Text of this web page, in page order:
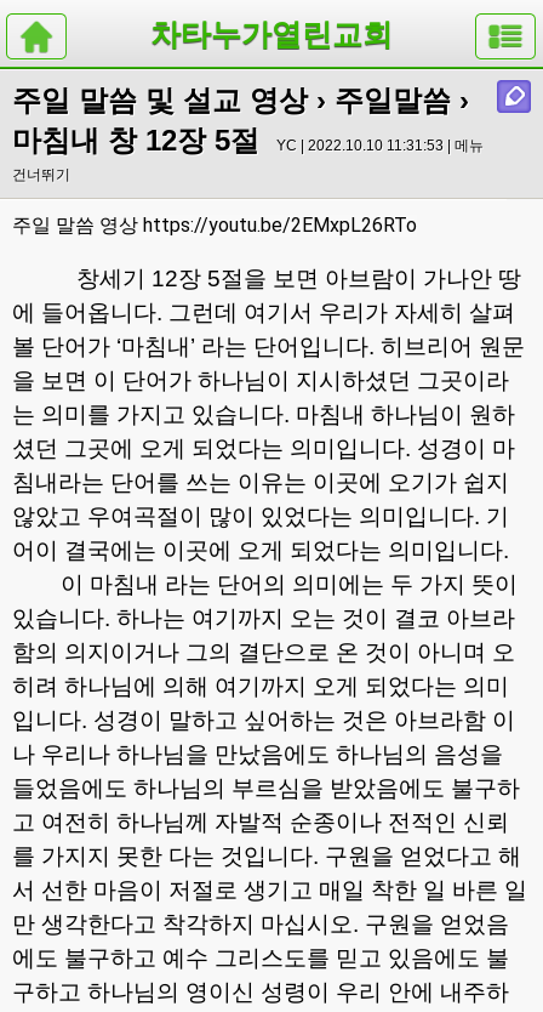
차타누가열린교회
주일 말씀 및 설교 영상› 주일말씀 ›
마침내 창 12장 5절
YC | 2022.10.10 11:31:53 | 메뉴
건너뛰기
주일 말씀 영상 https://youtu.be/2EMxpL26RTo
창세기 12장 5절을 보면 아브람이 가나안 땅
에 들어옵니다. 그런데 여기서 우리가 자세히 살펴
볼 단어가 ‘마침내 ’ 라는 단어입니다. 히브리어 원문
을 보면 이 단어가 하나님이 지시하셨던 그곳이라
는 의미를 가지고 있습니다. 마침내 하나님이 원하
셨던 그곳에 오게 되었다는 의미입니다. 성경이 마
침내라는 단어를 쓰는 이유는 이곳에 오기가 쉽지
않았고 우여곡절이 많이 있었다는 의미입니다. 기
어이 결국에는 이곳에 오게 되었다는 의미입니다.
이 마침내 라는 단어의 의미에는 두 가지 뜻이
있습니다. 하나는 여기까지 오는 것이 결코 아브라
함의 의지이거나 그의 결단으로 온 것이 아니며 오
히려 하나님에 의해 여기까지 오게 되었다는 의미
입니다. 성경이 말하고 싶어하는 것은 아브라함 이
나 우리나 하나님을 만났음에도 하나님의 음성을
들었음에도 하나님의 부르심을 받았음에도 불구하
고 여전히 하나님께 자발적 순종이나 전적인 신뢰
를 가지지 못한 다는 것입니다. 구원을 얻었다고 해
서 선한 마음이 저절로 생기고 매일 착한 일 바른 일
만 생각한다고 착각하지 마십시오. 구원을 얻었음
에도 불구하고 예수 그리스도를 믿고 있음에도 불
구하고 하나님의 영이신 성령이 우리 안에 내주하